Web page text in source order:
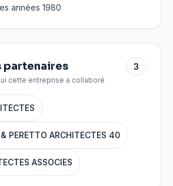
années 1980
cette entreprise a collaboré
3
PERETTO ARCHITECTES 40
ASSOCIES